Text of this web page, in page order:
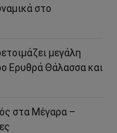
στο
μεγάλη
Ερυθρά Θάλασσα και
στα Μέγαρα –